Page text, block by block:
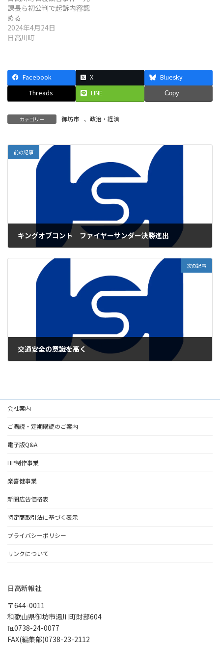
課長ら初公判で起訴内容認
める
2024年4月24日
日高川町
Facebook X
Bluesky
Threads
LINE Copy
カテゴリー 御坊市 、 政治・経済
前の記事
キングオブコント ファイヤーサンダー決勝進出
次の記事
交通安全の意識を高く
会社案内
ご購読・定期購読のご案内
電子版Q&A
HP制作事業
楽喜健事業
新聞広告価格表
特定商取引法に基づく表示
プライバシーポリシー
リンクについて
日高新報社
〒644-0011
和歌山県御坊市湯川町財部604
℡0738-24-0077
FAX(編集部)0738-23-2112